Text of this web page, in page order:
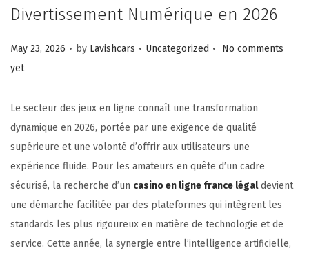
Divertissement Numérique en 2026
Posted on
May 23, 2026 . by Lavishcars . Posted in
Uncategorized .
No comments
yet
Le secteur des jeux en ligne connaît une transformation
dynamique en 2026, portée par une exigence de qualité
supérieure et une volonté d’offrir aux utilisateurs une
expérience fluide. Pour les amateurs en quête d’un cadre
sécurisé, la recherche d’un casino en ligne france légaldevient
une démarche facilitée par des plateformes qui intègrent les
standards les plus rigoureux en matière de technologie et de
service. Cette année, la synergie entre l’intelligence artificielle,